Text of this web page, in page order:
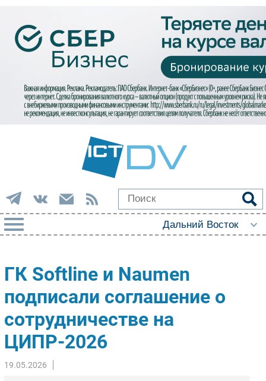
Импорто­замещение
Автоматизация Промышленности
Интернет
Мобильная связь
Фиксированная связь
Интеграция
ГК Softline и Naumen
подписали соглашение о
сотрудничестве на
ЦИПР-2026
19.05.2026